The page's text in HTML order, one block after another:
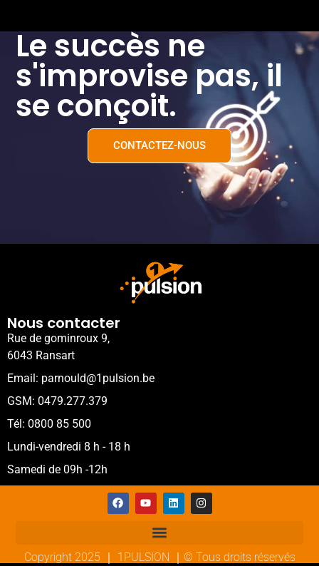
Le succès ne
s'improvise pas, il
se conçoit.
CONTACTEZ-NOUS
Nous contacter
Rue de gominroux 9,
6043 Ransart
Email: parnould@1pulsion.be
GSM: 0479.277.379
Tél: 0800 85 500
Lundi-vendredi 8 h - 18 h
Samedi de 09h -12h
Copyright 2025 ｜ 1PULSION ｜© Tous droits réservés